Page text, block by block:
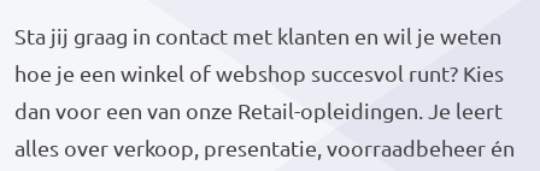
Sta jij graag in contact met klanten en wil je weten
hoe je een winkel of webshop succesvol runt? Kies
dan voor een van onze Retail-opleidingen. Je leert
alles over verkoop, presentatie, voorraadbeheer én